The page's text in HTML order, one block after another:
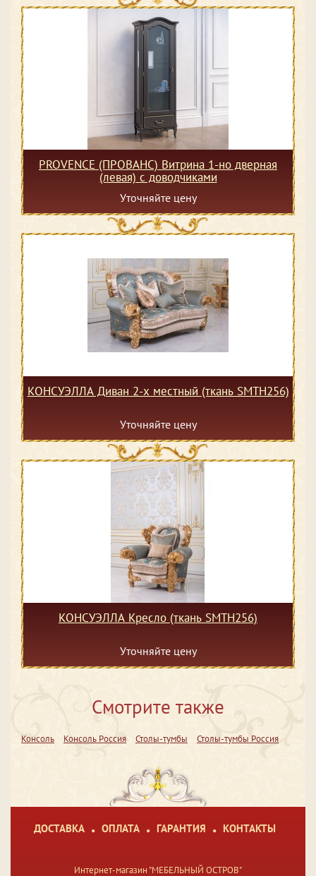
PROVENCE (ПРОВАНС) Витрина 1-но дверная
(левая) с доводчиками
Уточняйте цену
КОНСУЭЛЛА Диван 2-х местный (ткань SMTH256)
Уточняйте цену
КОНСУЭЛЛА Кресло (ткань SMTH256)
Уточняйте цену
Смотрите также
Консоль Консоль Россия Столы-тумбы Столы-тумбы Россия
ДОСТАВКА ОПЛАТА ГАРАНТИЯ КОНТАКТЫ
Интернет-магазин "МЕБЕЛЬНЫЙ ОСТРОВ"